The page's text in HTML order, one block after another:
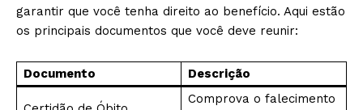
garantir que você tenha direito ao benefício. Aqui estão
os principais documentos que você deve reunir:
Documento Descrição
Comprova o falecimento